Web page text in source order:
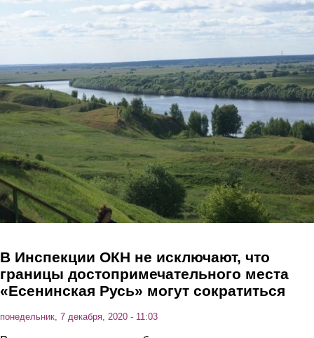
Перейти к основному содержанию
В Инспекции ОКН не исключают, что
границы достопримечательного места
«Есенинская Русь» могут сократиться
понедельник, 7 декабря, 2020 - 11:03